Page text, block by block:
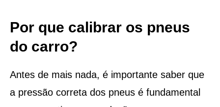
Por que calibrar os pneus
do carro?
Antes de mais nada, é importante saber que
a pressão correta dos pneus é fundamental